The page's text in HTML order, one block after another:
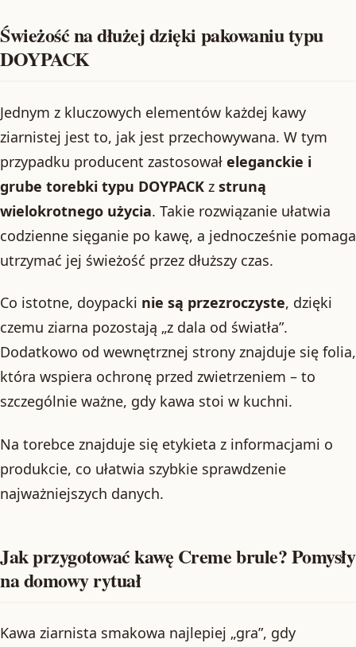
Świeżość na dłużej dzięki pakowaniu typu
DOYPACK
Jednym z kluczowych elementów każdej kawy
ziarnistej jest to, jak jest przechowywana. W tym
przypadku producent zastosował eleganckie i
grube torebki typu DOYPACK z struną
wielokrotnego użycia. Takie rozwiązanie ułatwia
codzienne sięganie po kawę, a jednocześnie pomaga
utrzymać jej świeżość przez dłuższy czas.
Co istotne, doypacki nie są przezroczyste, dzięki
czemu ziarna pozostają „z dala od światła”.
Dodatkowo od wewnętrznej strony znajduje się folia,
która wspiera ochronę przed zwietrzeniem – to
szczególnie ważne, gdy kawa stoi w kuchni.
Na torebce znajduje się etykieta z informacjami o
produkcie, co ułatwia szybkie sprawdzenie
najważniejszych danych.
Jak przygotować kawę Creme brule? Pomysły
na domowy rytuał
Kawa ziarnista smakowa najlepiej „gra”, gdy